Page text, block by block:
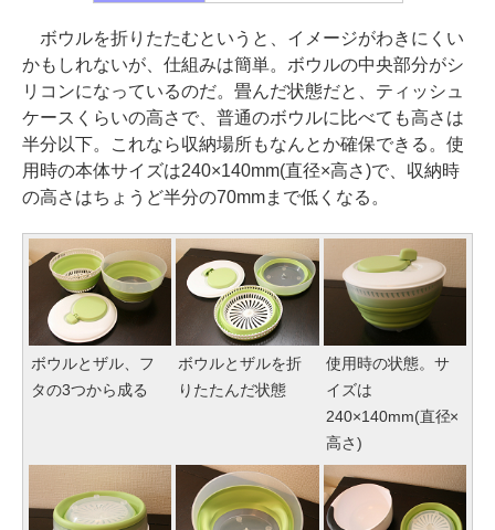
ボウルを折りたたむというと、イメージがわきにくい
かもしれないが、仕組みは簡単。ボウルの中央部分がシ
リコンになっているのだ。畳んだ状態だと、ティッシュ
ケースくらいの高さで、普通のボウルに比べても高さは
半分以下。これなら収納場所もなんとか確保できる。使
用時の本体サイズは240×140mm(直径×高さ)で、収納時
の高さはちょうど半分の70mmまで低くなる。
ボウルとザル、フ
タの3つから成る
ボウルとザルを折
りたたんだ状態
使用時の状態。サ
イズは
240×140mm(直径×
高さ)